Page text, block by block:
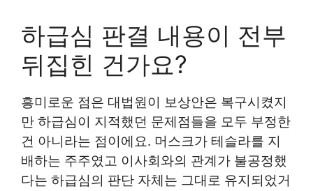
하급심 판결 내용이 전부
뒤집힌 건가요?
흥미로운 점은 대법원이 보상안은 복구시켰지
만 하급심이 지적했던 문제점들을 모두 부정한
건 아니라는 점이에요. 머스크가 테슬라를 지
배하는 주주였고 이사회와의 관계가 불공정했
다는 하급심의 판단 자체는 그대로 유지되었거